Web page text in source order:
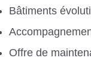
Bâtiments
Offre de